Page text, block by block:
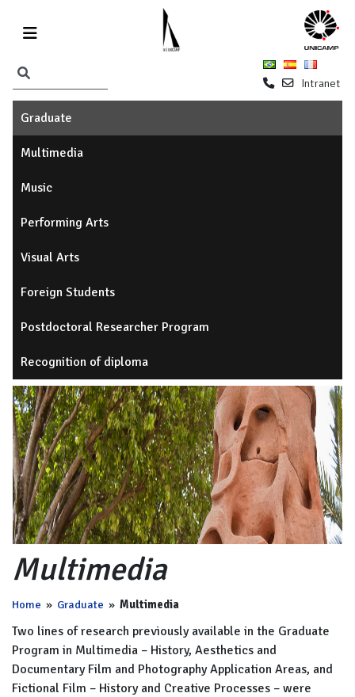
Intranet
Graduate
Multimedia
Music
Performing Arts
Visual Arts
Foreign Students
Postdoctoral Researcher Program
Recognition of diploma
Multimedia
Home » Graduate » Multimedia
Two lines of research previously available in the Graduate
Program in Multimedia – History, Aesthetics and
Documentary Film and Photography Application Areas, and
Fictional Film – History and Creative Processes – were